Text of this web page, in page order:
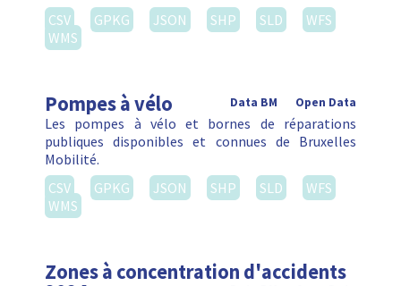
CSV
GPKG JSON SHP SLD
WFS
WMS
Pompes à vélo Open Data
Data BM
Les pompes à vélo et bornes de réparations
publiques disponibles et connues de Bruxelles
Mobilité.
CSV
GPKG JSON SHP SLD
WFS
WMS
Zones à concentration d'accidents